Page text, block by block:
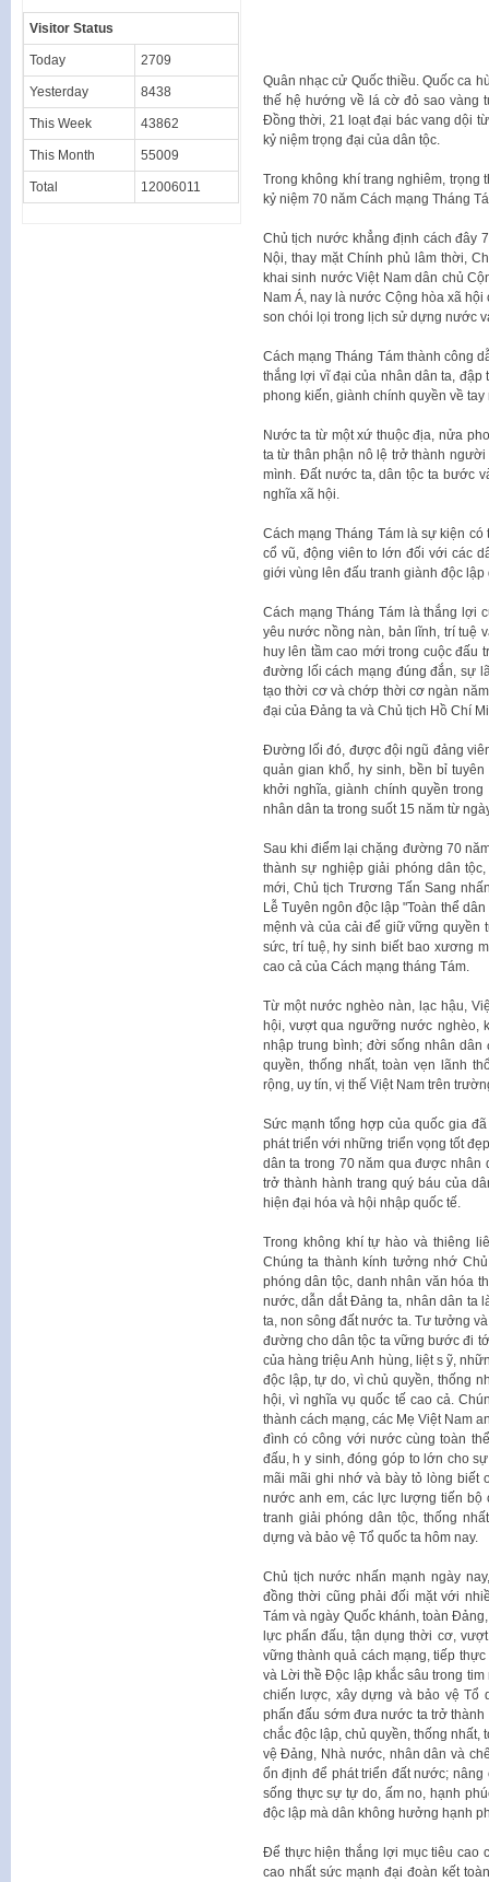
Quân nhạc cử Quốc thiều. Quốc ca
thế hệ hướng về lá cờ đỏ sao vàng
Đồng thời, 21 loạt đại bác vang dội
kỷ niệm trọng đại của dân tộc.
Trong không khí trang nghiêm,
kỷ niệm 70 năm Cách mạng Tháng
Chủ tịch nước khẳng định cách đây
Nội, thay mặt Chính phủ lâm thời,
khai sinh nước Việt Nam dân chủ
Nam Á, nay là nước Cộng hòa xã
son chói lọi trong lịch sử dựng nước
Cách mạng Tháng Tám thành công
thắng lợi vĩ đại của nhân dân ta, đập
phong kiến, giành chính quyền về tay
Nước ta từ một xứ thuộc địa, nửa
ta từ thân phận nô lệ trở thành
mình. Đất nước ta, dân tộc ta bước
nghĩa xã hội.
Cách mạng Tháng Tám là sự kiện
cổ vũ, động viên to lớn đối với các
giới vùng lên đấu tranh giành độc
Cách mạng Tháng Tám là thắng lợi
yêu nước nồng nàn, bản lĩnh, trí tuệ
huy lên tầm cao mới trong cuộc đấu
đường lối cách mạng đúng đắn, sự
tạo thời cơ và chớp thời cơ ngàn
đại của Đảng ta và Chủ tịch Hồ Chí
Đường lối đó, được đội ngũ đảng
quản gian khổ, hy sinh, bền bỉ
khởi nghĩa, giành chính quyền
nhân dân ta trong suốt 15 năm từ
Sau khi điểm lại chặng đường 70
thành sự nghiệp giải phóng dân
mới, Chủ tịch Trương Tấn Sang
Lễ Tuyên ngôn độc lập "Toàn thể
mệnh và của cải để giữ vững quyền
sức, trí tuệ, hy sinh biết bao xương
cao cả của Cách mạng tháng Tám.
Từ một nước nghèo nàn, lạc hậu,
hội, vượt qua ngưỡng nước nghèo,
nhập trung bình; đời sống nhân
quyền, thống nhất, toàn vẹn lãnh
rộng, uy tín, vị thế Việt Nam trên
Sức mạnh tổng hợp của quốc gia
phát triển với những triển vọng tốt
dân ta trong 70 năm qua được nhân
trở thành hành trang quý báu của
hiện đại hóa và hội nhập quốc tế.
Trong không khí tự hào và thiêng
Chúng ta thành kính tưởng nhớ
phóng dân tộc, danh nhân văn hóa
nước, dẫn dắt Đảng ta, nhân dân ta
ta, non sông đất nước ta. Tư tưởng
đường cho dân tộc ta vững bước đi
của hàng triệu Anh hùng, liệt s ỹ,
độc lập, tự do, vì chủ quyền, thống
hội, vì nghĩa vụ quốc tế cao cả.
thành cách mạng, các Mẹ Việt Nam
đình có công với nước cùng toàn
đấu, h y sinh, đóng góp to lớn cho
mãi mãi ghi nhớ và bày tỏ lòng biết
nước anh em, các lực lượng tiến bộ
tranh giải phóng dân tộc, thống
dựng và bảo vệ Tổ quốc ta hôm nay.
Chủ tịch nước nhấn mạnh ngày
đồng thời cũng phải đối mặt với
Tám và ngày Quốc khánh, toàn
lực phấn đấu, tận dụng thời cơ,
vững thành quả cách mạng, tiếp
và Lời thề Độc lập khắc sâu trong
chiến lược, xây dựng và bảo vệ Tổ
phấn đấu sớm đưa nước ta trở
chắc độc lập, chủ quyền, thống nhất,
vệ Đảng, Nhà nước, nhân dân và
ổn định để phát triển đất nước;
sống thực sự tự do, ấm no, hạnh
độc lập mà dân không hưởng hạnh
Để thực hiện thắng lợi mục tiêu cao
cao nhất sức mạnh đại đoàn kết
Visitor Status
Today 2709
Yesterday 8438
This Week 43862
This Month 55009
Total 12006011